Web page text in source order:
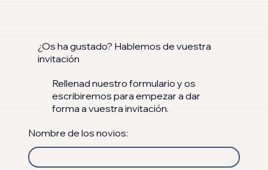
¿Os ha gustado? Hablemos de vuestra
invitación
Rellenad nuestro formulario y os
escribiremos para empezar a dar
forma a vuestra invitación.
Nombre de los novios: